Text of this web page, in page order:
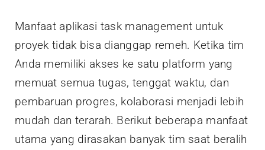
Manfaat aplikasi task management untuk
proyek tidak bisa dianggap remeh. Ketika tim
Anda memiliki akses ke satu platform yang
memuat semua tugas, tenggat waktu, dan
pembaruan progres, kolaborasi menjadi lebih
mudah dan terarah. Berikut beberapa manfaat
utama yang dirasakan banyak tim saat beralih